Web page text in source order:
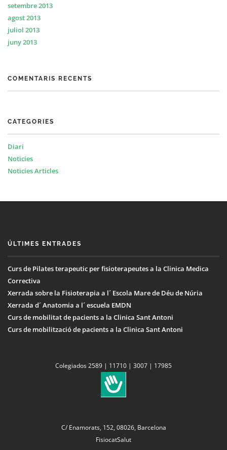
setembre 2013
agost 2013
juliol 2013
juny 2013
COMENTARIS RECENTS
CATEGORIES
Diari
Noticies
Noticies Articles
ÚLTIMES ENTRADES
Curs de Pilates terapeutic per fisioterapeutes a la Clinica Medica
Correctiva
Xerrada sobre la Fisioterapia a l´ Escola Mare de Déu de Núria
Xerrada d´ Anatomia a l´ escuela EMDN
Curs de mobilitat de pacients a la Clinica Sant Antoni
Curs de mobilització de pacients a la Clinica Sant Antoni
Colegiados 2589 | 11710 | 3007 | 17985
C/ Enamorats, 152, 08026, Barcelona
FisiocatSalut